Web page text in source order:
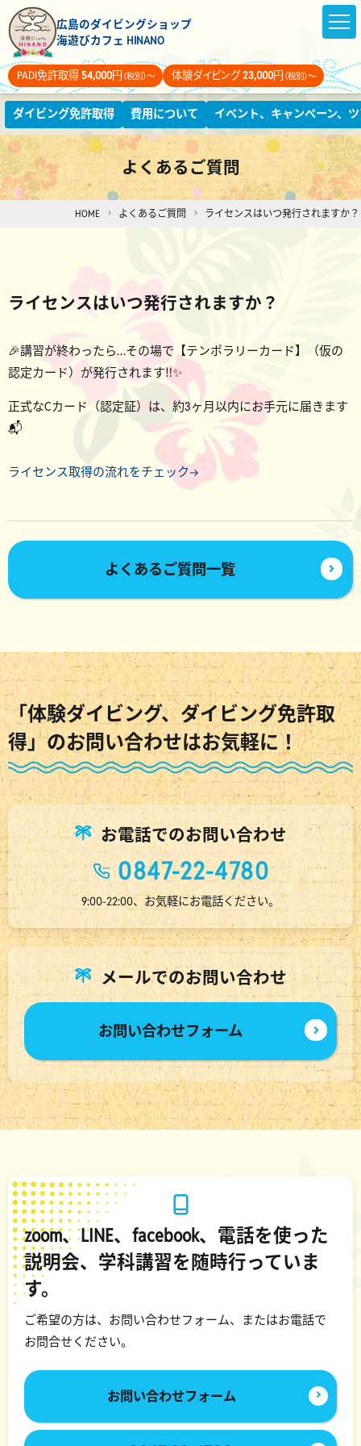
広島のダイビングショップ
海遊びカフェ HINANO
PADI免許取得54,000円 （税別）～ 体験ダイビング23,000円 （税別）～
ダイビング免許取得 費用について イベント、キャンペーン、
よくあるご質問
HOME よくあるご質問 ライセンスはいつ発行されますか？
ライセンスはいつ発行されますか？
🎉講習が終わったら…その場で【テンポラリーカード】（仮の
認定カード）が発行されます‼️✨
正式なCカード（認定証）は、約3ヶ月以内にお手元に届きます
📬
ライセンス取得の流れをチェック→
よくあるご質問一覧
「体験ダイビング、ダイビング免許取
得」のお問い合わせはお気軽に！
お電話でのお問い合わせ
0847-22-4780
9:00-22:00、お気軽にお電話ください。
メールでのお問い合わせ
お問い合わせフォーム
zoom、LINE、facebook、電話を使った
説明会、学科講習を随時行っていま
す。
ご希望の方は、お問い合わせフォーム、またはお電話で
お問合せください。
お問い合わせフォーム